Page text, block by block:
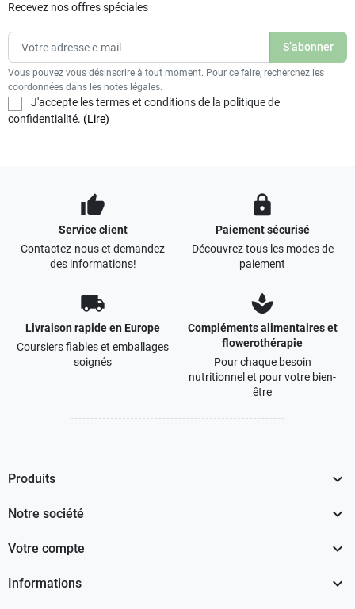
Recevez nos offres spéciales
Vous pouvez vous désinscrire à tout moment. Pour ce faire, recherchez les
coordonnées dans les notes légales.
J'accepte les termes et conditions de la politique de
confidentialité. (Lire)
thumb_up
Service client
Contactez-nous et demandez
des informations!
lock
Paiement sécurisé
Découvrez tous les modes de
paiement
local_shipping
Livraison rapide en Europe
Coursiers fiables et emballages
soignés
spa
Compléments alimentaires et
flowerothérapie
Pour chaque besoin
nutritionnel et pour votre bien-
être
Produits 
Notre société 
Votre compte 
Informations 